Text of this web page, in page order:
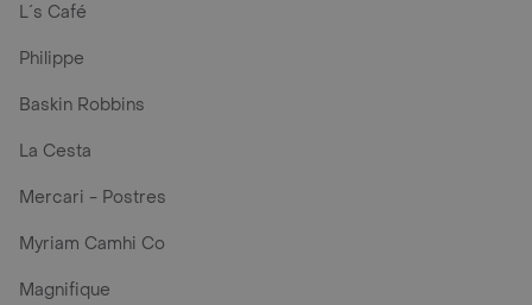
L´s Café
Philippe
Baskin Robbins
La Cesta
Mercari - Postres
Myriam Camhi Co
Magnifique